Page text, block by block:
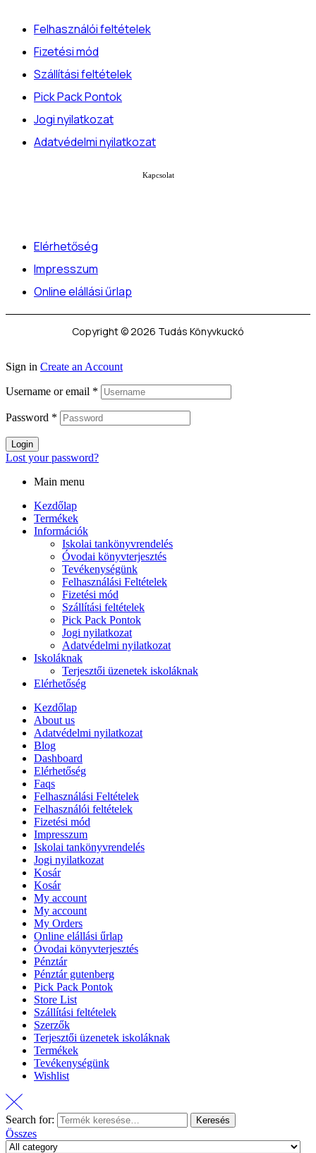
Felhasználói feltételek
Fizetési mód
Szállítási feltételek
Pick Pack Pontok
Jogi nyilatkozat
Adatvédelmi nyilatkozat
Kapcsolat
Elérhetőség
Impresszum
Online elállási űrlap
Copyright © 2026 Tudás Könyvkuckó
Sign in Create an Account
Username or email *
Password *
Login
Lost your password?
Main menu
Kezdőlap
Termékek
Információk
Iskolai tankönyvrendelés
Óvodai könyvterjesztés
Tevékenységünk
Felhasználási Feltételek
Fizetési mód
Szállítási feltételek
Pick Pack Pontok
Jogi nyilatkozat
Adatvédelmi nyilatkozat
Iskoláknak
Terjesztői üzenetek iskoláknak
Elérhetőség
Kezdőlap
About us
Adatvédelmi nyilatkozat
Blog
Dashboard
Elérhetőség
Faqs
Felhasználási Feltételek
Felhasználói feltételek
Fizetési mód
Impresszum
Iskolai tankönyvrendelés
Jogi nyilatkozat
Kosár
Kosár
My account
My account
My Orders
Online elállási űrlap
Óvodai könyvterjesztés
Pénztár
Pénztár gutenberg
Pick Pack Pontok
Store List
Szállítási feltételek
Szerzők
Terjesztői üzenetek iskoláknak
Termékek
Tevékenységünk
Wishlist
Search for: Keresés
Összes